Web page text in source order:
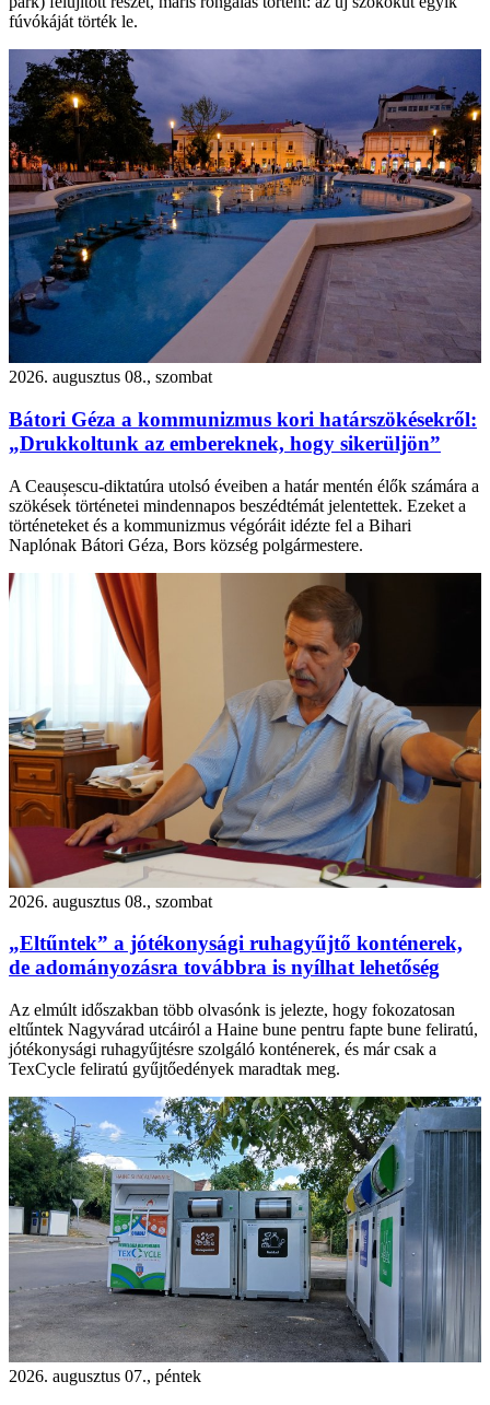
fúvókáját törték le.
2026. augusztus 08., szombat
Bátori Géza a kommunizmus kori határszökésekről:
„Drukkoltunk az embereknek, hogy sikerüljön”
A Ceaușescu-diktatúra utolsó éveiben a határ mentén élők számára a
szökések történetei mindennapos beszédtémát jelentettek. Ezeket a
történeteket és a kommunizmus végóráit idézte fel a Bihari
Naplónak Bátori Géza, Bors község polgármestere.
2026. augusztus 08., szombat
„Eltűntek” a jótékonysági ruhagyűjtő konténerek,
de adományozásra továbbra is nyílhat lehetőség
Az elmúlt időszakban több olvasónk is jelezte, hogy fokozatosan
eltűntek Nagyvárad utcáiról a Haine bune pentru fapte bune feliratú,
jótékonysági ruhagyűjtésre szolgáló konténerek, és már csak a
TexCycle feliratú gyűjtőedények maradtak meg.
2026. augusztus 07., péntek